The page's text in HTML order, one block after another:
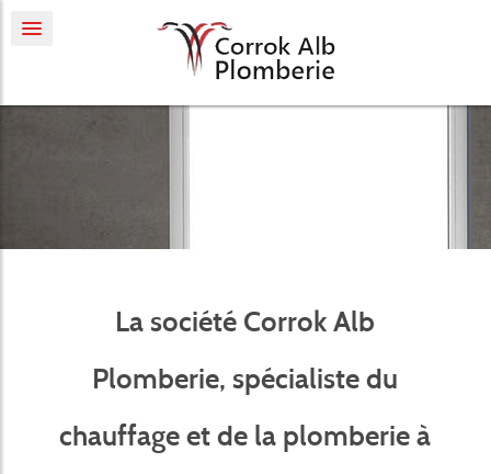
La société Corrok Alb
Plomberie, spécialiste du
chauffage et de la plomberie à